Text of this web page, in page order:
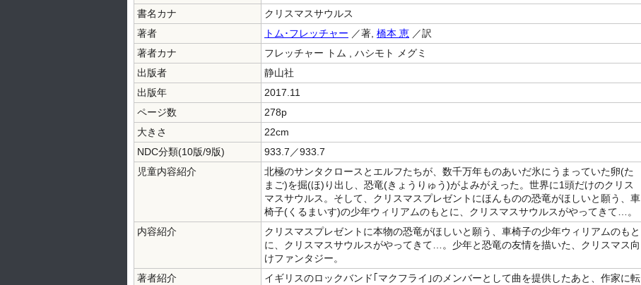
書名カナ
クリスマスサウルス
著者
トム･フレッチャー ／著, 橋本 恵 ／訳
著者カナ
フレッチャー トム , ハシモト メグミ
出版者
静山社
出版年
2017.11
ページ数
278p
大きさ
22cm
NDC分類(10版/9版)
933.7／933.7
児童内容紹介
北極のサンタクロースとエルフたちが、数千万年ものあいだ氷にうまっていた卵(た
まご)を掘(ほ)り出し、恐竜(きょうりゅう)がよみがえった。世界に1頭だけのクリス
マスサウルス。そして、クリスマスプレゼントにほんものの恐竜がほしいと願う、車
椅子(くるまいす)の少年ウィリアムのもとに、クリスマスサウルスがやってきて…。
内容紹介
クリスマスプレゼントに本物の恐竜がほしいと願う、車椅子の少年ウィリアムのもと
に、クリスマスサウルスがやってきて…。少年と恐竜の友情を描いた、クリスマス向
けファンタジー。
著者紹介
イギリスのロックバンド｢マクフライ｣のメンバーとして曲を提供したあと、作家に転